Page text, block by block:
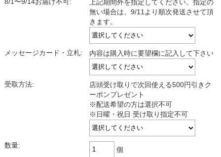
8/1〜9/14お届け不可:
上記期間外を指定してください。指定の
無い場合は、9/11より順次発送させて頂
きます。
メッセージカード・立札: 内容は購入時に要望欄に記入して下さい
受取方法:
店頭受け取りで次回使える500円引きク
ーポンプレゼント
※配送希望の方は選択不可
※日曜・祝日 受け取り指定不可
数量:
個